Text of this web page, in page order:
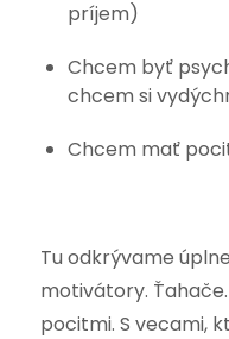
príjem)
Chcem byť
chcem si
Chcem mať
Tu odkrývame
motivátory.
pocitmi. S vecami,